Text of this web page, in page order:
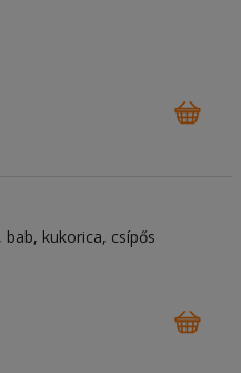
bab kukorica csípős